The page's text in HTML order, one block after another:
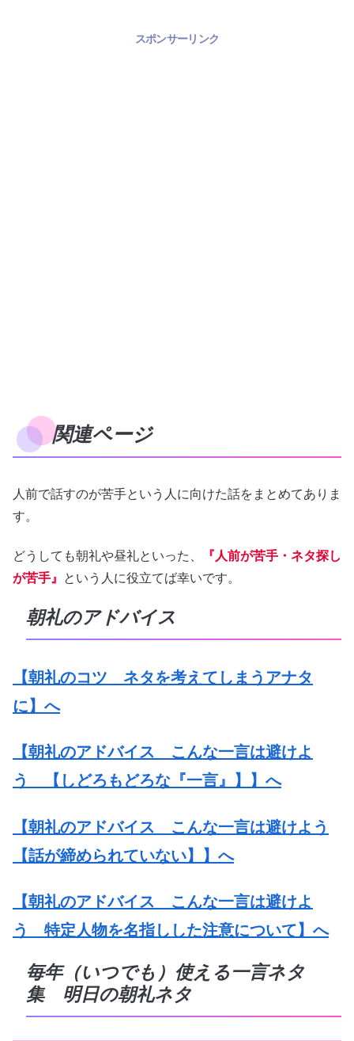
スポンサーリンク
関連ページ
人前で話すのが苦手という人に向けた話をまとめてありま
す。
どうしても朝礼や昼礼といった、
『人前が苦手・ネタ探し
が苦手』
という人に役立てば幸いです。
朝礼のアドバイス
【朝礼のコツ ネタを考えてしまうアナタ
に】へ
【朝礼のアドバイス こんな一言は避けよ
う 【しどろもどろな『一言』】】へ
【朝礼のアドバイス こんな一言は避けよう
【話が締められていない】】へ
【朝礼のアドバイス こんな一言は避けよ
う 特定人物を名指しした注意について】へ
毎年（いつでも）使える一言ネタ
集 明日の朝礼ネタ